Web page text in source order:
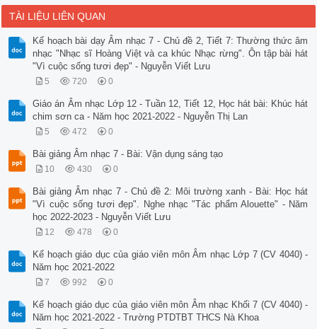
TÀI LIỆU LIÊN QUAN
Kế hoạch bài dạy Âm nhạc 7 - Chủ đề 2, Tiết 7: Thường thức âm
nhạc "Nhạc sĩ Hoàng Việt và ca khúc Nhạc rừng". Ôn tập bài hát
"Vì cuộc sống tươi đẹp" - Nguyễn Viết Lưu
5 720 0
Giáo án Âm nhạc Lớp 12 - Tuần 12, Tiết 12, Học hát bài: Khúc hát
chim sơn ca - Năm học 2021-2022 - Nguyễn Thị Lan
5 472 0
Bài giảng Âm nhạc 7 - Bài: Vận dụng sáng tạo
10 430 0
Bài giảng Âm nhạc 7 - Chủ đề 2: Môi trường xanh - Bài: Học hát
"Vì cuộc sống tươi đẹp". Nghe nhạc "Tác phẩm Alouette" - Năm
học 2022-2023 - Nguyễn Viết Lưu
12 478 0
Kế hoạch giáo dục của giáo viên môn Âm nhạc Lớp 7 (CV 4040) -
Năm học 2021-2022
7 992 0
Kế hoạch giáo dục của giáo viên môn Âm nhạc Khối 7 (CV 4040) -
Năm học 2021-2022 - Trường PTDTBT THCS Nà Khoa